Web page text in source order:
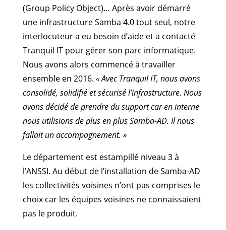
(Group Policy Object)… Après avoir démarré
une infrastructure Samba 4.0 tout seul, notre
interlocuteur a eu besoin d’aide et a contacté
Tranquil IT pour gérer son parc informatique.
Nous avons alors commencé à travailler
ensemble en 2016. « Avec Tranquil IT, nous avons
consolidé, solidifié et sécurisé l’infrastructure. Nous
avons décidé de prendre du support car en interne
nous utilisions de plus en plus Samba-AD. Il nous
fallait un accompagnement. »
Le département est estampillé niveau 3 à
l’ANSSI. Au début de l’installation de Samba-AD
les collectivités voisines n’ont pas comprises le
choix car les équipes voisines ne connaissaient
pas le produit.